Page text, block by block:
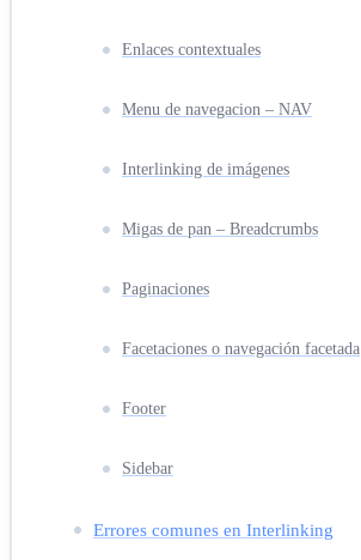
Enlaces contextuales
Menu de navegacion – NAV
Interlinking de imágenes
Migas de pan – Breadcrumbs
Paginaciones
Facetaciones o navegación facetada
Footer
Sidebar
Errores comunes en Interlinking